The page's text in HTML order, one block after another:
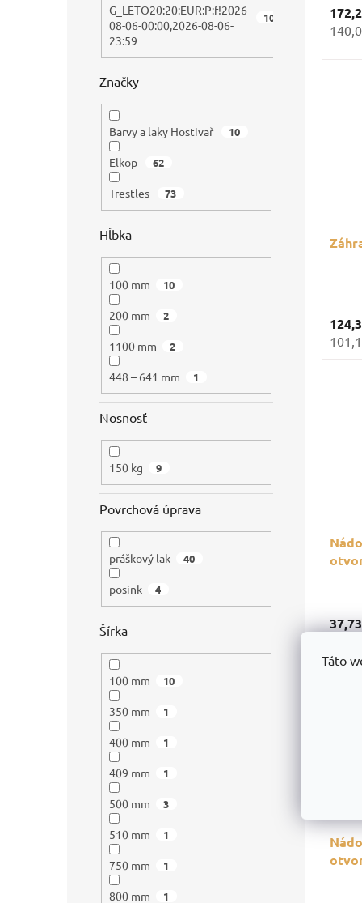
Táto
G_LETO20:20:EUR:P:f!2026-
08-06-00:00,2026-08-06-
23:59
107
Značky
Barvy a laky Hostivař 10
Elkop 62
Trestles 73
Hĺbka
100 mm 10
200 mm 2
1100 mm 2
448 – 641 mm 1
Nosnosť
150 kg 9
Povrchová úprava
práškový lak 40
posink 4
Šírka
100 mm 10
350 mm 1
400 mm 1
409 mm 1
500 mm 3
510 mm 1
750 mm 1
800 mm 1